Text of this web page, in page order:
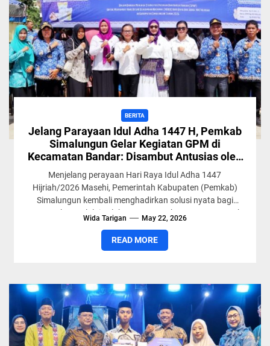
BERITA
Jelang Parayaan Idul Adha 1447 H, Pemkab
Simalungun Gelar Kegiatan GPM di
Kecamatan Bandar: Disambut Antusias oleh
Masyarakat
Menjelang perayaan Hari Raya Idul Adha 1447
Hijriah/2026 Masehi, Pemerintah Kabupaten (Pemkab)
Simalungun kembali menghadirkan solusi nyata bagi
masyarakat melalui pelaksanaan Gerakan Pangan Murah
Wida Tarigan May 22, 2026
READ MORE